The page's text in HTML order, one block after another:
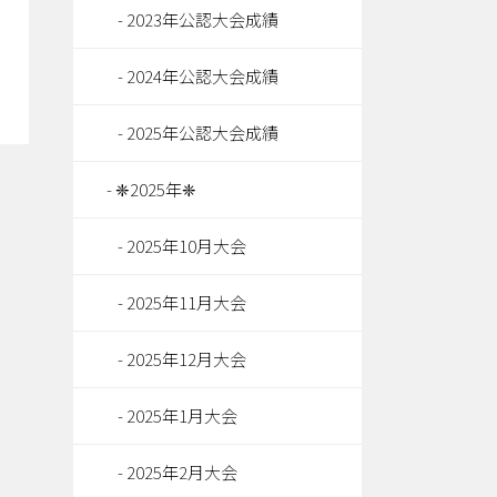
2023年公認大会成績
2024年公認大会成績
2025年公認大会成績
❈2025年❈
2025年10月大会
2025年11月大会
2025年12月大会
2025年1月大会
2025年2月大会